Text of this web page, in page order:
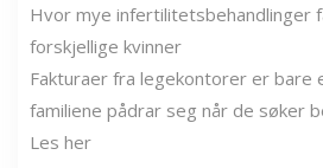
Hvor mye infertilitetsbehandlinger
forskjellige kvinner
Fakturaer fra legekontorer er bare
familiene pådrar seg når de søker
Les her